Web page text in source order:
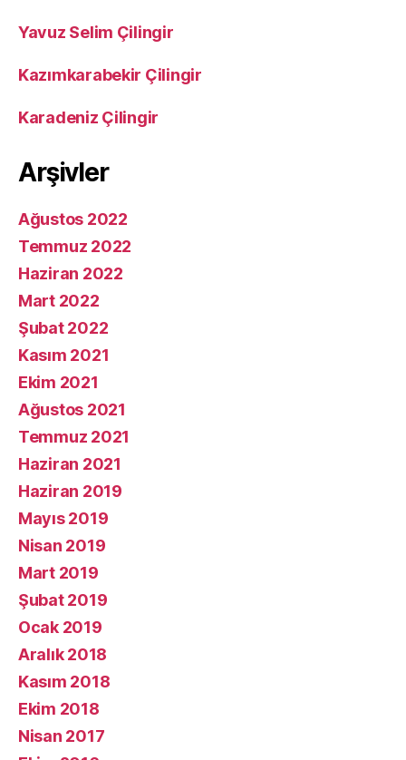
Yavuz Selim Çilingir
Kazımkarabekir Çilingir
Karadeniz Çilingir
Arşivler
Ağustos 2022
Temmuz 2022
Haziran 2022
Mart 2022
Şubat 2022
Kasım 2021
Ekim 2021
Ağustos 2021
Temmuz 2021
Haziran 2021
Haziran 2019
Mayıs 2019
Nisan 2019
Mart 2019
Şubat 2019
Ocak 2019
Aralık 2018
Kasım 2018
Ekim 2018
Nisan 2017